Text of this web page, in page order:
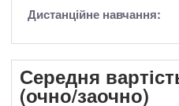
Дистанційне навчання:
Середня
(очно/заочно)